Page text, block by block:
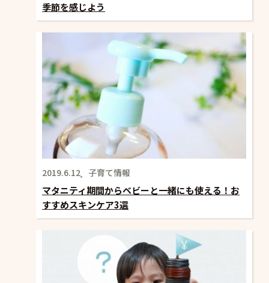
季節を感じよう
2019.6.12 子育て情報
マタニティ期間からベビーと一緒にも使える！お
すすめスキンケア3選